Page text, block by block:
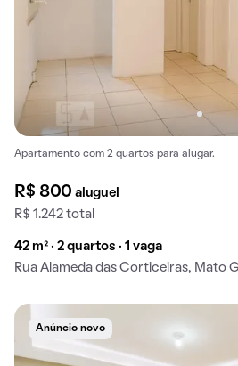
Apartamento com 2 quartos para alugar.
R$ 800aluguel
R$ 1.242 total
42 m² · 2 quartos · 1 vaga
Rua Alameda das Corticeiras, Mato
Anúncio novo